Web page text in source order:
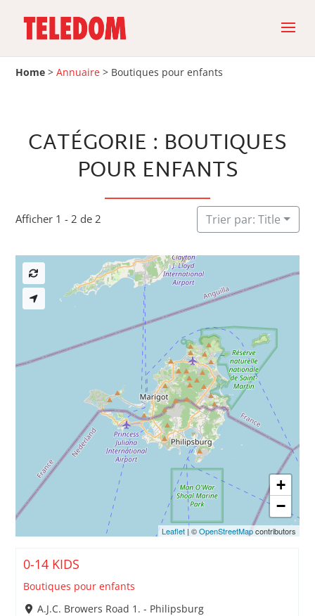
Home >Annuaire > Boutiques pour enfants
CATÉGORIE : BOUTIQUES
POUR ENFANTS
Afficher 1 - 2 de 2 Trier par: Title
0-14 KIDS
Boutiques pour enfants
A.J.C. Browers Road 1. - Philipsburg
+
−
Leaflet| ©OpenStreetMapcontributors